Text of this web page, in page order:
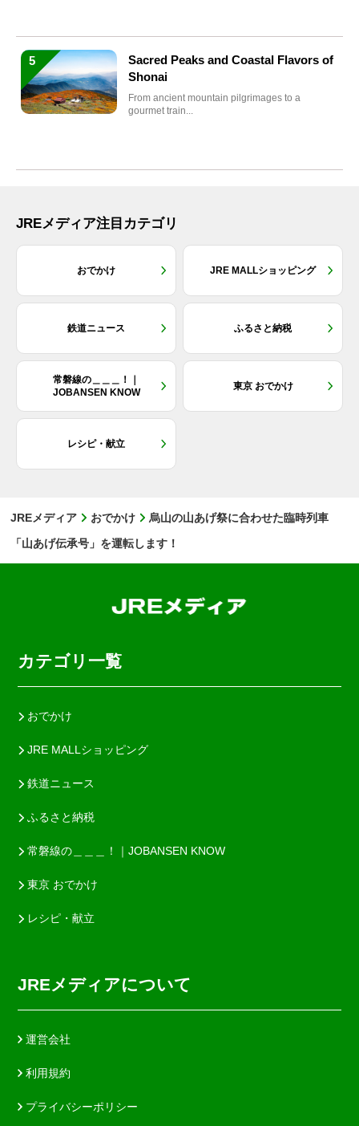
5
Sacred Peaks and Coastal Flavors of
Shonai
From ancient mountain pilgrimages to a
gourmet train...
JREメディア注目カテゴリ
おでかけ JRE MALLショッピング
鉄道ニュース ふるさと納税
常磐線の＿＿＿！｜
JOBANSEN KNOW
東京 おでかけ
レシピ・献立
JREメディア おでかけ
烏山の山あげ祭に合わせた臨時列車
「山あげ伝承号」を運転します！
カテゴリ一覧
おでかけ
JRE MALLショッピング
鉄道ニュース
ふるさと納税
常磐線の＿＿＿！｜JOBANSEN KNOW
東京 おでかけ
レシピ・献立
JREメディアについて
運営会社
利用規約
プライバシーポリシー